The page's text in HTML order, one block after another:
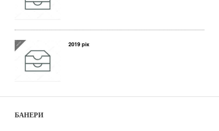
2019 рік
БАНЕРИ